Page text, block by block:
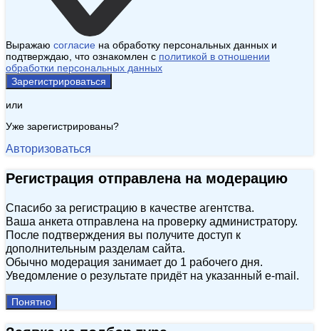
Выражаю согласие на обработку персональных данных и
подтверждаю, что ознакомлен с политикой в отношении
обработки персональных данных
Зарегистрироваться
или
Уже зарегистрированы?
Авторизоваться
Регистрация отправлена на модерацию
Спасибо за регистрацию в качестве агентства.
Ваша анкета отправлена на проверку администратору.
После подтверждения вы получите доступ к
дополнительным разделам сайта.
Обычно модерация занимает до 1 рабочего дня.
Уведомление о результате придёт на указанный e‑mail.
Понятно